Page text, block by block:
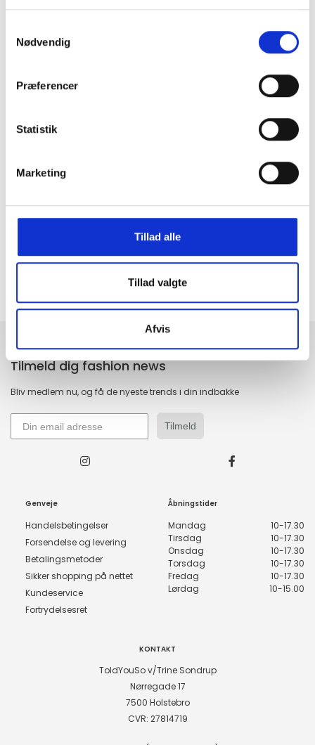
Nødvendig
Præferencer
Statistik
Marketing
Tillad alle
Tillad valgte
Afvis
Ved bestilling inden kl. 16.00
KUNDESERVICE & SUPPORT
14 DAGES fortrydelsesret
Tilmeld dig fashion news
Bliv medlem nu, og få de nyeste trends i din indbakke
Tilmeld
Genveje
Handelsbetingelser
Forsendelse og levering
Betalingsmetoder
Sikker shopping på nettet
Kundeservice
Fortrydelsesret
Åbningstider
Mandag
10-17.30
Tirsdag
10-17.30
Onsdag
10-17.30
Torsdag
10-17.30
Fredag
10-17.30
Lørdag
10-15.00
KONTAKT
ToldYouSo v/Trine Sondrup
Nørregade 17
7500 Holstebro
CVR: 27814719